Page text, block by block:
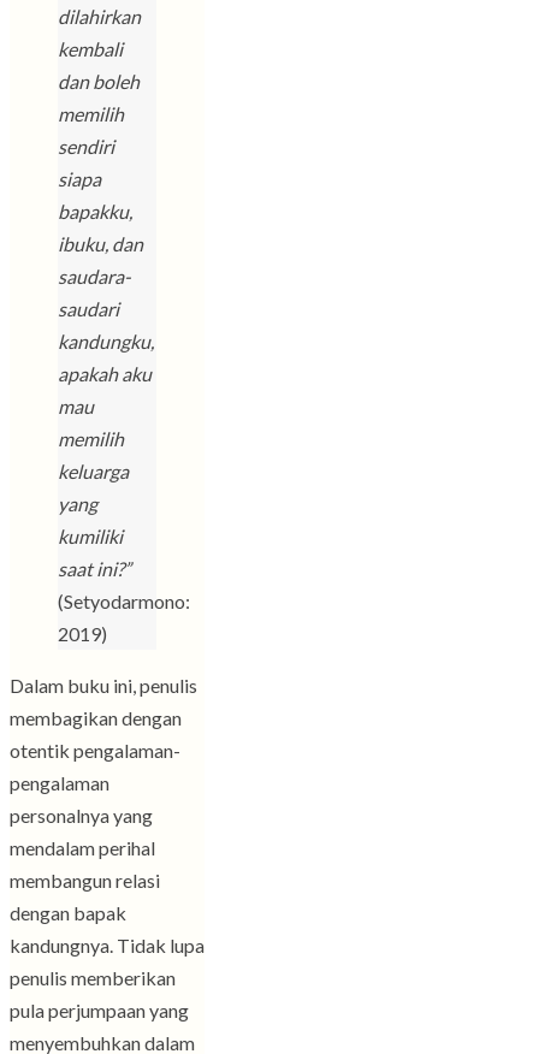
dilahirkan
kembali
dan boleh
memilih
sendiri
siapa
bapakku,
ibuku, dan
saudara-
saudari
kandungku,
apakah aku
mau
memilih
keluarga
yang
kumiliki
saat ini?”
(Setyodarmono:
2019)
Dalam buku ini, penulis
membagikan dengan
otentik pengalaman-
pengalaman
personalnya yang
mendalam perihal
membangun relasi
dengan bapak
kandungnya. Tidak lupa
penulis memberikan
pula perjumpaan yang
menyembuhkan dalam